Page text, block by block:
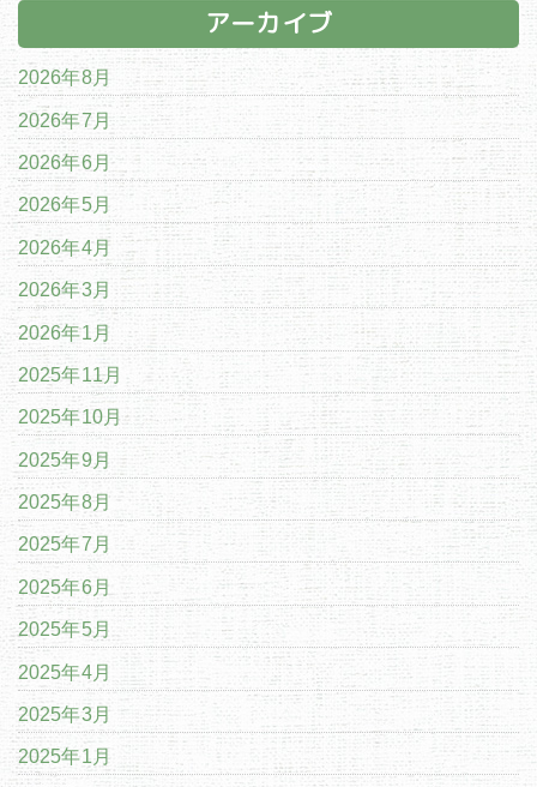
アーカイブ
2026年8月
2026年7月
2026年6月
2026年5月
2026年4月
2026年3月
2026年1月
2025年11月
2025年10月
2025年9月
2025年8月
2025年7月
2025年6月
2025年5月
2025年4月
2025年3月
2025年1月